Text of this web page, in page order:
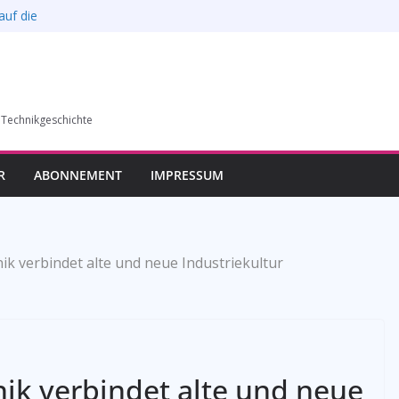
die
in Bochum vom
ABONNEMENT IMPRESSUM
verbindet alte und neue Industriekultur
verbindet alte und neue